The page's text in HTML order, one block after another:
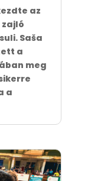
az
zajló
Saša
a
meg
a